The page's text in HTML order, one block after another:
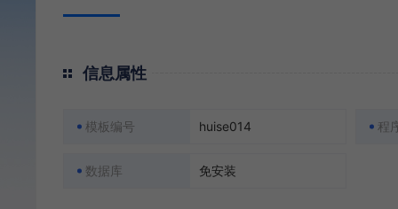
信息属性
模板编号 huise014 程
数据库 免安装